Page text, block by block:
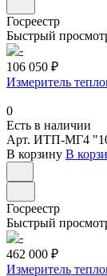
Госреестр
Быстрый
106 050 ₽
Измеритель
0
Есть в наличии
Арт. ИТП-МГ4
В корзину В
Госреестр
Быстрый
462 000 ₽
Измеритель